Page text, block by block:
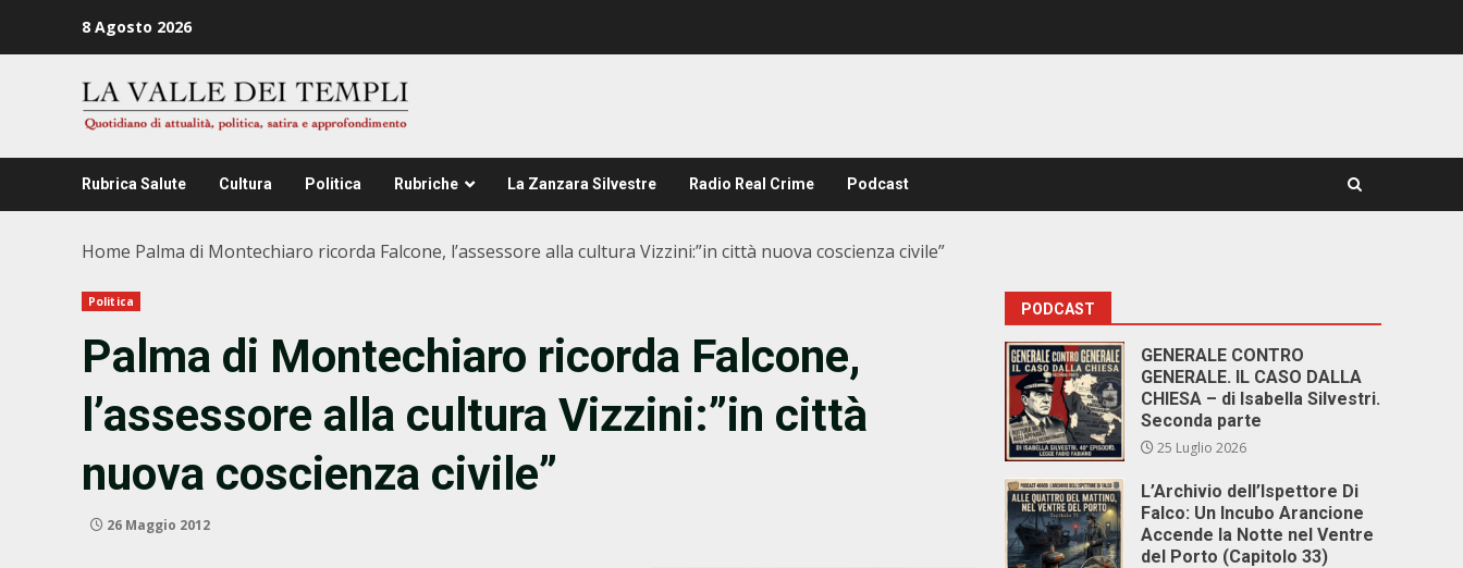
8 Agosto 2026
Rubrica Salute Cultura Politica Rubriche La Zanzara Silvestre Radio Real Crime Podcast
Home Palma di Montechiaro ricorda Falcone, l’assessore alla cultura Vizzini:”in città nuova coscienza civile”
Politica
Palma di Montechiaro ricorda Falcone,
l’assessore alla cultura Vizzini:”in città
nuova coscienza civile”
26 Maggio 2012
PODCAST
GENERALE CONTRO
GENERALE. IL CASO DALLA
CHIESA – di Isabella Silvestri.
Seconda parte
25 Luglio 2026
L’Archivio dell’Ispettore Di
Falco: Un Incubo Arancione
Accende la Notte nel Ventre
del Porto (Capitolo 33)